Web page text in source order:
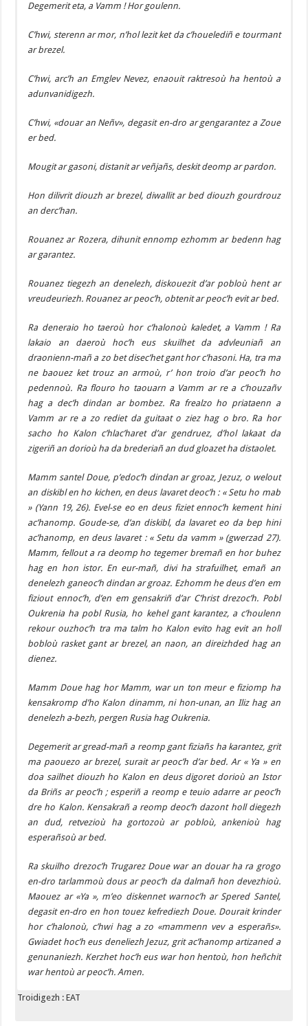
Degemerit eta, a Vamm ! Hor goulenn.
C’hwi, sterenn ar mor, n’hol lezit ket da c’houelediñ e tourmant
ar brezel.
C’hwi, arc’h an Emglev Nevez, enaouit raktresoù ha hentoù a
adunvanidigezh.
C’hwi, «douar an Neñv», degasit en-dro ar gengarantez a Zoue
er bed.
Mougit ar gasoni, distanit ar veñjañs, deskit deomp ar pardon.
Hon dilivrit diouzh ar brezel, diwallit ar bed diouzh gourdrouz
an derc’han.
Rouanez ar Rozera, dihunit ennomp ezhomm ar bedenn hag
ar garantez.
Rouanez tiegezh an denelezh, diskouezit d’ar pobloù hent ar
vreudeuriezh. Rouanez ar peoc’h, obtenit ar peoc’h evit ar bed.
Ra deneraio ho taeroù hor c’halonoù kaledet, a Vamm ! Ra
lakaio an daeroù hoc’h eus skuilhet da advleuniañ an
draonienn-mañ a zo bet disec’het gant hor c’hasoni. Ha, tra ma
ne baouez ket trouz an armoù, r’ hon troio d’ar peoc’h ho
pedennoù. Ra flouro ho taouarn a Vamm ar re a c’houzañv
hag a dec’h dindan ar bombez. Ra frealzo ho priataenn a
Vamm ar re a zo rediet da guitaat o ziez hag o bro. Ra hor
sacho ho Kalon c’hlac’haret d’ar gendruez, d’hol lakaat da
zigeriñ an dorioù ha da brederiañ an dud gloazet ha distaolet.
Mamm santel Doue, p’edoc’h dindan ar groaz, Jezuz, o welout
an diskibl en ho kichen, en deus lavaret deoc’h : « Setu ho mab
» (Yann 19, 26). Evel-se eo en deus fiziet ennoc’h kement hini
ac’hanomp. Goude-se, d’an diskibl, da lavaret eo da bep hini
ac’hanomp, en deus lavaret : « Setu da vamm » (gwerzad 27).
Mamm, fellout a ra deomp ho tegemer bremañ en hor buhez
hag en hon istor. En eur-mañ, divi ha strafuilhet, emañ an
denelezh ganeoc’h dindan ar groaz. Ezhomm he deus d’en em
fiziout ennoc’h, d’en em gensakriñ d’ar C’hrist drezoc’h. Pobl
Oukrenia ha pobl Rusia, ho kehel gant karantez, a c’houlenn
rekour ouzhoc’h tra ma talm ho Kalon evito hag evit an holl
bobloù rasket gant ar brezel, an naon, an direizhded hag an
dienez.
Mamm Doue hag hor Mamm, war un ton meur e fiziomp ha
kensakromp d’ho Kalon dinamm, ni hon-unan, an Iliz hag an
denelezh a-bezh, pergen Rusia hag Oukrenia.
Degemerit ar gread-mañ a reomp gant fiziañs ha karantez, grit
ma paouezo ar brezel, surait ar peoc’h d’ar bed. Ar « Ya » en
doa sailhet diouzh ho Kalon en deus digoret dorioù an Istor
da Briñs ar peoc’h ; esperiñ a reomp e teuio adarre ar peoc’h
dre ho Kalon. Kensakrañ a reomp deoc’h dazont holl diegezh
an dud, retvezioù ha gortozoù ar pobloù, ankenioù hag
esperañsoù ar bed.
Ra skuilho drezoc’h Trugarez Doue war an douar ha ra grogo
en-dro tarlammoù dous ar peoc’h da dalmañ hon devezhioù.
Maouez ar «Ya », m’eo diskennet warnoc’h ar Spered Santel,
degasit en-dro en hon touez kefrediezh Doue. Dourait krinder
hor c’halonoù, c’hwi hag a zo «mammenn vev a esperañs».
Gwiadet hoc’h eus deneliezh Jezuz, grit ac’hanomp artizaned a
genunaniezh. Kerzhet hoc’h eus war hon hentoù, hon heñchit
war hentoù ar peoc’h. Amen.
ACTE DE CONSÉCRATION AU CŒUR IMMACULÉ DE MARIE
Troidigezh : EAT